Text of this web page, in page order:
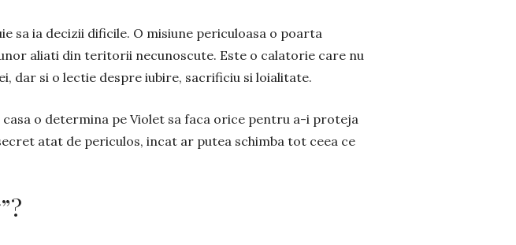
sa ia decizii dificile. O misiune periculoasa o poarta
aliati din teritorii necunoscute. Este o calatorie care nu
dar si o lectie despre iubire, sacrificiu si loialitate.
o determina pe Violet sa faca orice pentru a-i proteja
atat de periculos, incat ar putea schimba tot ceea ce
”?